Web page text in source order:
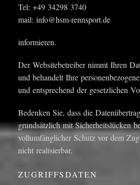
Tel: +49 34298 3740
mail: info@hsm-rennsport.de
informieren.
Der Websitebetreiber nimmt Ihren
und behandelt Ihre
und entsprechend der gesetzlichen
Bedenken Sie, dass die
grundsätzlich mit Sicherheitslücken
vollumfänglicher Schutz vor dem
nicht realisierbar.
ZUGRIFFSDATEN